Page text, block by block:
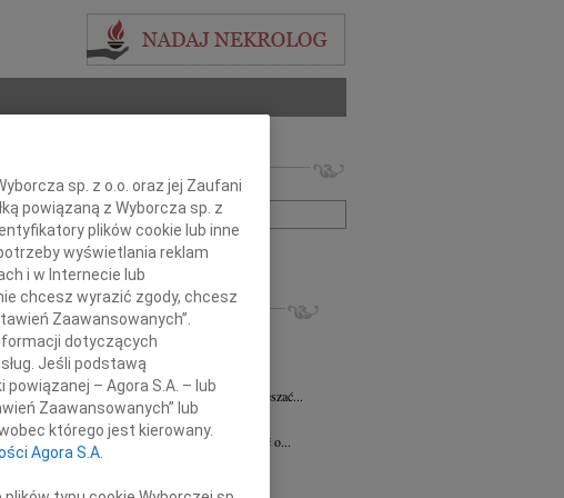
Imię i nazwisko lub numer ogłoszenia:
+ szukanie zaawansowane
INNE NEKROLOGI
Marek Pliszkiewicz 05.08.2026
Ze smutkiem żegnamy Profesora Marka...
Marianna Szymańska
Gdyby miłość mogła uzdrawiać a łzy wskrzeszać...
Andrzej Gołaszewski
Z wielkim smutkiem przyjęliśmy wiadomość o...
Andrzej Perzanowski
Z głębokim smutkiem i niedowierzaniem...
sp. z o.o. oraz jej Zaufani
powiązaną z Wyborcza sp. z
plików cookie lub inne
wyświetlania reklam
i w Internecie lub
chcesz wyrazić zgody, chcesz
Zaawansowanych”.
dotyczących
Jeśli podstawą
– Agora S.A. – lub
Zaawansowanych” lub
którego jest kierowany.
Agora S.A.